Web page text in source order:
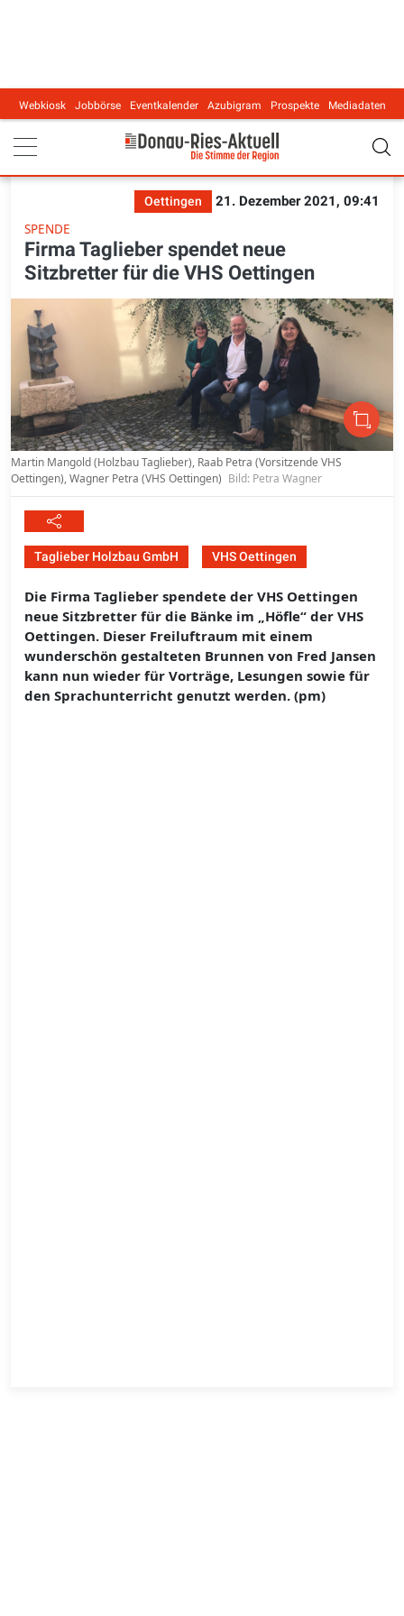
Main navigation
Webkiosk Jobbörse Eventkalender Azubigram Prospekte Mediadaten
Oettingen
21. Dezember 2021, 09:41
SPENDE
Firma Taglieber spendet neue
Sitzbretter für die VHS Oettingen
Martin Mangold (Holzbau Taglieber), Raab Petra (Vorsitzende VHS
Oettingen), Wagner Petra (VHS Oettingen) Bild: Petra Wagner
Taglieber Holzbau GmbH VHS Oettingen
Die Firma Taglieber spendete der VHS Oettingen
neue Sitzbretter für die Bänke im „Höfle“ der VHS
Oettingen. Dieser Freiluftraum mit einem
wunderschön gestalteten Brunnen von Fred Jansen
kann nun wieder für Vorträge, Lesungen sowie für
den Sprachunterricht genutzt werden. (pm)